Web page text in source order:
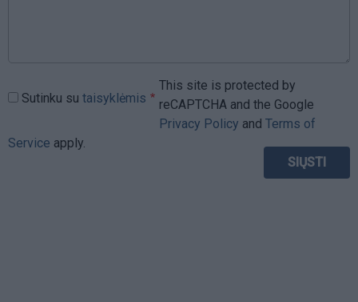
Sutinku su taisyklėmis
This site is protected by
reCAPTCHA and the Google
Privacy Policy and Terms of
Service apply.